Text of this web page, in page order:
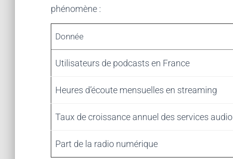
phénomène :
Donnée
Utilisateurs de podcasts en France
Heures d’écoute mensuelles en streaming
Taux de croissance annuel des services audio
Part de la radio numérique